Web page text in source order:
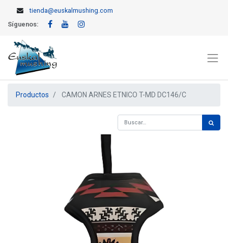
tienda@euskalmushing.com
Síguenos:
Productos CAMON ARNES ETNICO T-MD DC146/C